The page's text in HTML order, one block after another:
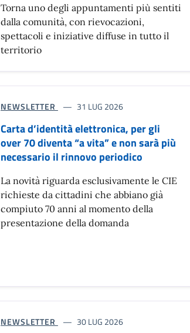
Torna uno degli appuntamenti più sentiti
dalla comunità, con rievocazioni,
spettacoli e iniziative diffuse in tutto il
territorio
NEWSLETTER 31 LUG 2026
Carta d’identità elettronica, per gli
over 70 diventa “a vita” e non sarà più
necessario il rinnovo periodico
La novità riguarda esclusivamente le CIE
richieste da cittadini che abbiano già
compiuto 70 anni al momento della
presentazione della domanda
NEWSLETTER 30 LUG 2026